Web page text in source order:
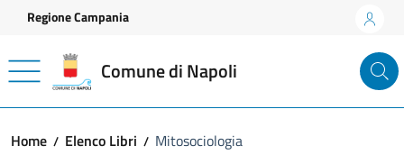
Vai ai contenuti
Vai al footer
Regione Campania
Comune di Napoli
Home Elenco Libri Mitosociologia